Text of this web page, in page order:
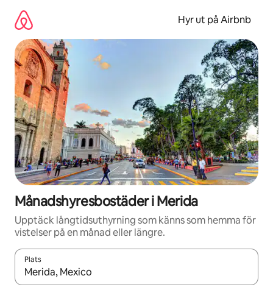
innehåll
Hyr ut på Airbnb
Månadshyresbostäder i Merida
Upptäck långtidsuthyrning som känns som hemma för
vistelser på en månad eller längre.
Plats
När resultaten är tillgängliga kan du navigera med upp- och